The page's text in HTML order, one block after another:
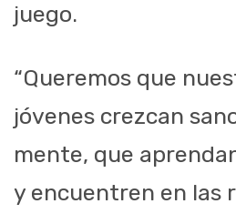
juego.
“Queremos que
jóvenes crezcan
mente, que
y encuentren en las